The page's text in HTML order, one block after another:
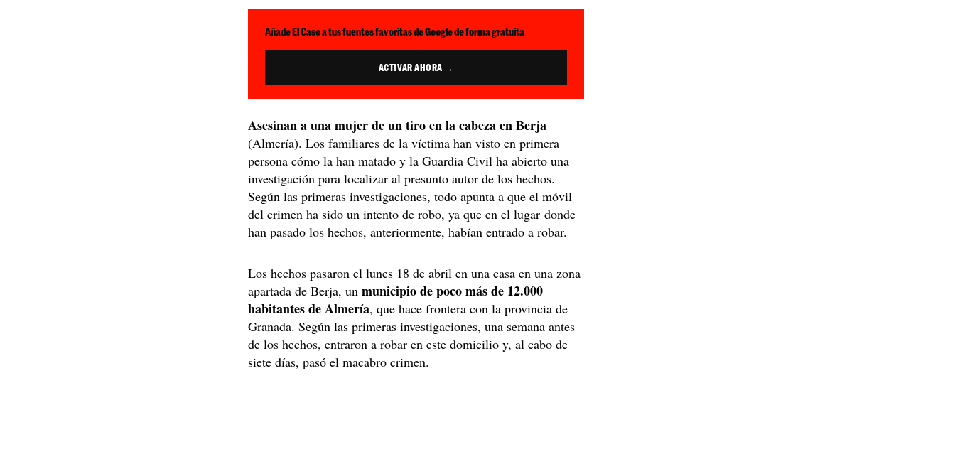
Añade El Caso a tus fuentes favoritas de Google de forma gratuita
ACTIVAR AHORA →
Asesinan a una mujer de un tiro en la cabeza en Berja
(Almería). Los familiares de la víctima han visto en primera
persona cómo la han matado y la Guardia Civil ha abierto una
investigación para localizar al presunto autor de los hechos.
Según las primeras investigaciones, todo apunta a que el móvil
del crimen ha sido un intento de robo, ya que en el lugar donde
han pasado los hechos, anteriormente, habían entrado a robar.
Los hechos pasaron el lunes 18 de abril en una casa en una zona
apartada de Berja, unmunicipio de poco más de 12.000
habitantes de Almería, que hace frontera con la provincia de
Granada. Según las primeras investigaciones, una semana antes
de los hechos, entraron a robar en este domicilio y, al cabo de
siete días, pasó el macabro crimen.